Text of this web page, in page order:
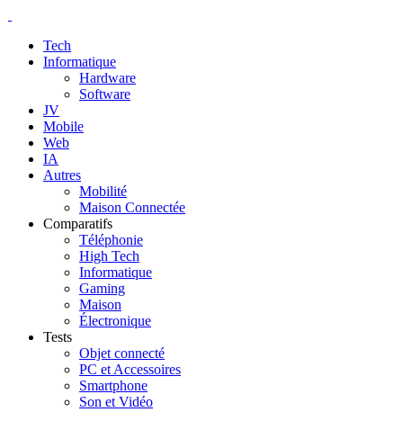
Tech
Informatique
Hardware
Software
JV
Mobile
Web
IA
Autres
Mobilité
Maison Connectée
Comparatifs
Téléphonie
High Tech
Informatique
Gaming
Maison
Électronique
Tests
Objet connecté
PC et Accessoires
Smartphone
Son et Vidéo